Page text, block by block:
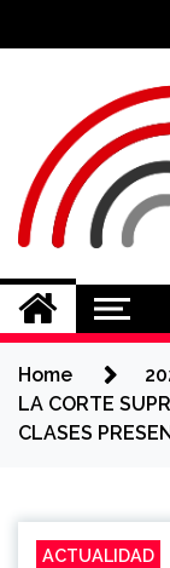
Home
LA CORTE
CLASES
ACTUALIDAD